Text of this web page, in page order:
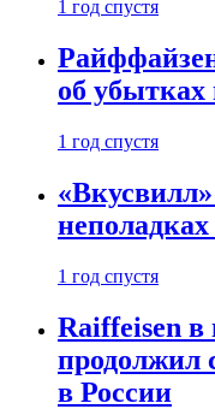
1 год спустя
об убытках
1 год спустя
1 год спустя
Raiffeisen в
продолжил
в России